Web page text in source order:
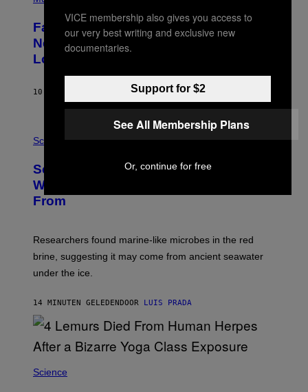
T
O
B
S
M
I
N
/
E
Y
I
M
G
)
Fans Are Claiming Usher Skipped His
New York Performance and Sent in a
Lookalike Instead
10 MINUTEN GELEDEN DOORCALEB CATLIN
H
O
:
M
A
A
L
T
/
A
F
V
A
G
Science
Scientists May Have Finally Found
Where Antarctica’s Blood Falls Comes
From
Researchers found marine-like microbes in the red
brine, suggesting it may come from ancient seawater
under the ice.
14 MINUTEN GELEDEN DOOR LUIS PRADA
Science
VICE membership also gives you access to
our very best writing and exclusive new
documentaries.
Support for $2
See All Membership Plans
Or, continue for free